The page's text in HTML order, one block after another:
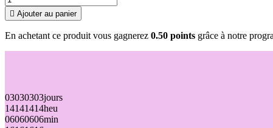
 Ajouter au panier
En achetant ce produit vous gagnerez 0.50 points grâce à notre
03030303jours
14141414heu
06060606min